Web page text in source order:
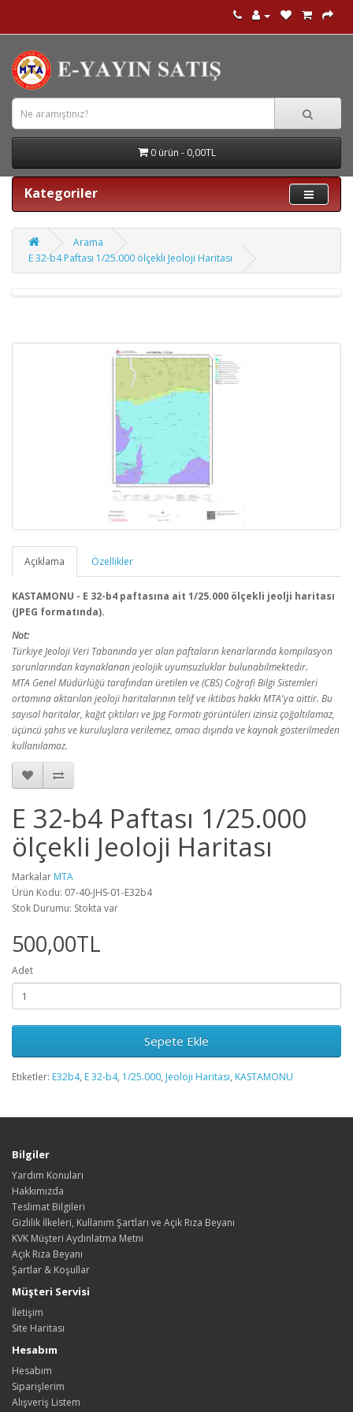
0 ürün - 0,00TL
Kategoriler
Arama
E 32-b4 Paftası 1/25.000 ölçekli Jeoloji Haritası
Açıklama Özellikler
KASTAMONU - E 32-b4 paftasına ait 1/25.000 ölçekli jeolji haritası
(JPEG formatında).
Not:
Türkiye Jeoloji Veri Tabanında yer alan paftaların kenarlarında kompilasyon
sorunlarından kaynaklanan jeolojik uyumsuzluklar bulunabilmektedir.
MTA Genel Müdürlüğü tarafından üretilen ve (CBS) Coğrafi Bilgi Sistemleri
ortamına aktarılan jeoloji haritalarının telif ve iktibas hakkı MTA'ya aittir. Bu
sayısal haritalar, kağıt çıktıları ve Jpg Formatı görüntüleri izinsiz çoğaltılamaz,
üçüncü şahıs ve kuruluşlara verilemez, amacı dışında ve kaynak gösterilmeden
kullanılamaz.
E 32-b4 Paftası 1/25.000
ölçekli Jeoloji Haritası
Markalar MTA
Ürün Kodu: 07-40-JHS-01-E32b4
Stok Durumu: Stokta var
500,00TL
Adet
Sepete Ekle
Etiketler: E32b4, E 32-b4, 1/25.000, Jeoloji Haritası, KASTAMONU
Bilgiler
Yardım Konuları
Hakkımızda
Teslimat Bilgileri
Gizlilik İlkeleri, Kullanım Şartları ve Açık Rıza Beyanı
KVK Müşteri Aydınlatma Metni
Açık Rıza Beyanı
Şartlar & Koşullar
Müşteri Servisi
İletişim
Site Haritası
Hesabım
Hesabım
Siparişlerim
Alışveriş Listem